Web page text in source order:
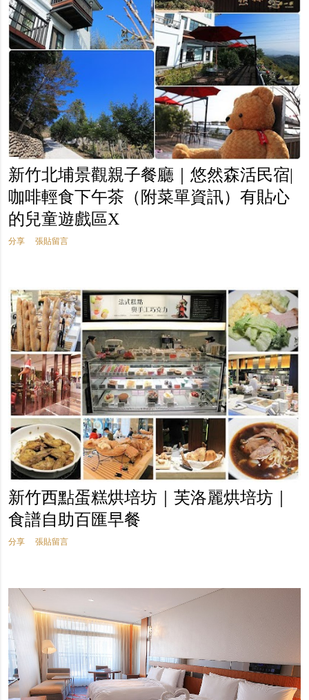
新竹北埔景觀親子餐廳｜悠然森活民宿|
咖啡輕食下午茶（附菜單資訊）有貼心
的兒童遊戲區X
分享 張貼留言
新竹西點蛋糕烘培坊｜芙洛麗烘培坊｜
食譜自助百匯早餐
分享 張貼留言